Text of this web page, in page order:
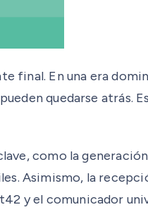
final. En una era
quedarse atrás.
como la
Asimismo, la
y el comunicador